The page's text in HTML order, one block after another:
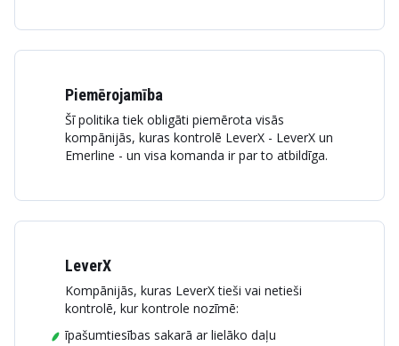
Piemērojamība
Šī politika tiek obligāti piemērota visās
kompānijās, kuras kontrolē LeverX - LeverX un
Emerline - un visa komanda ir par to atbildīga.
LeverX
Kompānijās, kuras LeverX tieši vai netieši
kontrolē, kur kontrole nozīmē:
īpašumtiesības sakarā ar lielāko daļu